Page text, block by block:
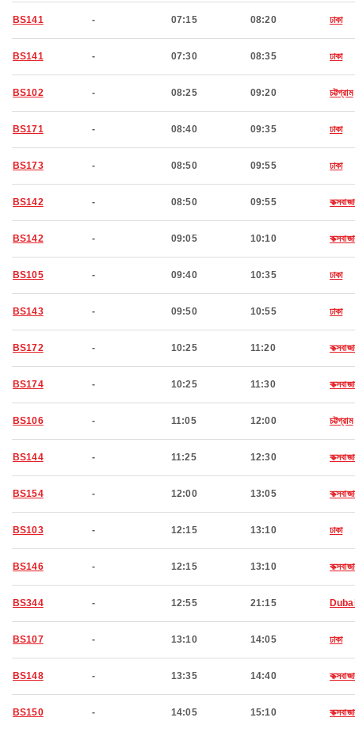
BS141 - 07:15 08:20 ঢাকা
BS141 - 07:30 08:35 ঢাকা
BS102 - 08:25 09:20 চট্টগ্রাম
BS171 - 08:40 09:35 ঢাকা
BS173 - 08:50 09:55 ঢাকা
BS142 - 08:50 09:55
BS142 - 09:05 10:10
BS105 - 09:40 10:35 ঢাকা
BS143 - 09:50 10:55 ঢাকা
BS172 - 10:25 11:20
BS174 - 10:25 11:30
BS106 - 11:05 12:00 চট্টগ্রাম
BS144 - 11:25 12:30
BS154 - 12:00 13:05
BS103 - 12:15 13:10 ঢাকা
BS146 - 12:15 13:10
BS344 - 12:55 21:15
BS107 - 13:10 14:05 ঢাকা
BS148 - 13:35 14:40
BS150 - 14:05 15:10